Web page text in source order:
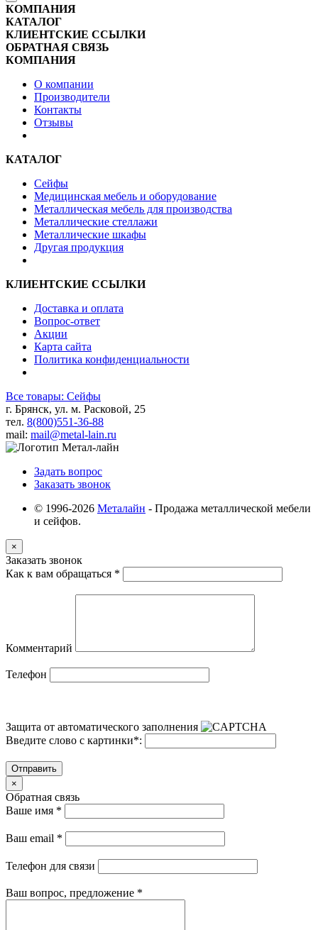
КОМПАНИЯ
КАТАЛОГ
КЛИЕНТСКИЕ ССЫЛКИ
ОБРАТНАЯ СВЯЗЬ
КОМПАНИЯ
О компании
Производители
Контакты
Отзывы
КАТАЛОГ
Сейфы
Медицинская мебель и оборудование
Металлическая мебель для производства
Металлические стеллажи
Металлические шкафы
Другая продукция
КЛИЕНТСКИЕ ССЫЛКИ
Доставка и оплата
Вопрос-ответ
Акции
Карта сайта
Политика конфиденциальности
Все товары: Сейфы
г. Брянск, ул. м. Расковой, 25
тел. 8(800)551-36-88
mail: mail@metal-lain.ru
Задать вопрос
Заказать звонок
© 1996-2026 Металайн - Продажа металлической мебели
и сейфов.
×
Заказать звонок
Как к вам обращаться *
Комментарий
Телефон
Защита от автоматического заполнения
Введите слово с картинки*:
Отправить
×
Обратная связь
Ваше имя *
Ваш email *
Телефон для связи
Ваш вопрос, предложение *